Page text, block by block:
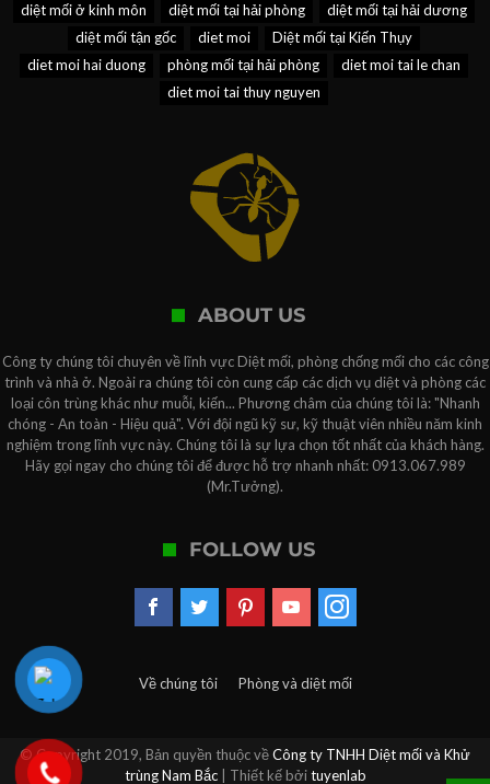
diệt mối ở kinh môn
diệt mối tại hải phòng
diệt mối tại hải dương
diệt mối tận gốc
diet moi
Diệt mối tại Kiến Thụy
diet moi hai duong
phòng mối tại hải phòng
diet moi tai le chan
diet moi tai thuy nguyen
ABOUT US
Công ty chúng tôi chuyên về lĩnh vực Diệt mối, phòng chống mối cho các công
trình và nhà ở. Ngoài ra chúng tôi còn cung cấp các dịch vụ diệt và phòng các
loại côn trùng khác như muỗi, kiến... Phương châm của chúng tôi là: "Nhanh
chóng - An toàn - Hiệu quả". Với đội ngũ kỹ sư, kỹ thuật viên nhiều năm kinh
nghiệm trong lĩnh vực này. Chúng tôi là sự lựa chọn tốt nhất của khách hàng.
Hãy gọi ngay cho chúng tôi để được hỗ trợ nhanh nhất: 0913.067.989
(Mr.Tưởng).
FOLLOW US
Về chúng tôi Phòng và diệt mối
© Copyright 2019, Bản quyền thuộc vềCông ty TNHH Diệt mối và Khử
trùng Nam Bắc| Thiết kế bởituyenlab